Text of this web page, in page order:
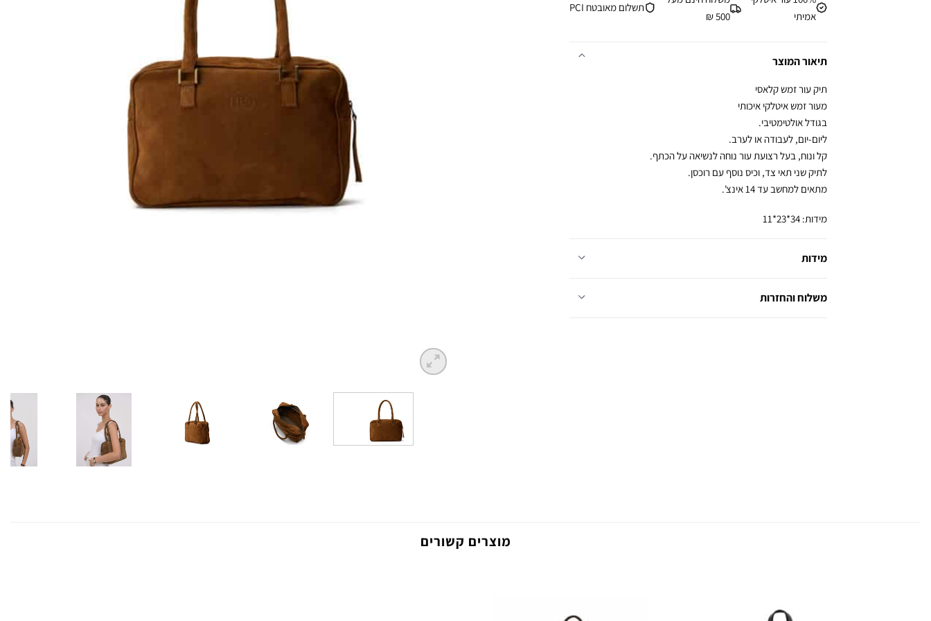
אמיתי
500 ₪
תשלום מאובטח PCI
תיאור המוצר
תיק עור זמש קלאסי
מעור זמש איטלקי איכותי
בגודל אולטימטיבי.
ליום-יום, לעבודה או לערב.
קל ונוח, בעל רצועת עור נוחה לנשיאה על הכתף.
לתיק שני תאי צד, וכיס נוסף עם רוכסן.
מתאים למחשב עד 14 אינצ'.
מידות: 34*23*11
מידות
משלוח והחזרות
מוצרים קשורים